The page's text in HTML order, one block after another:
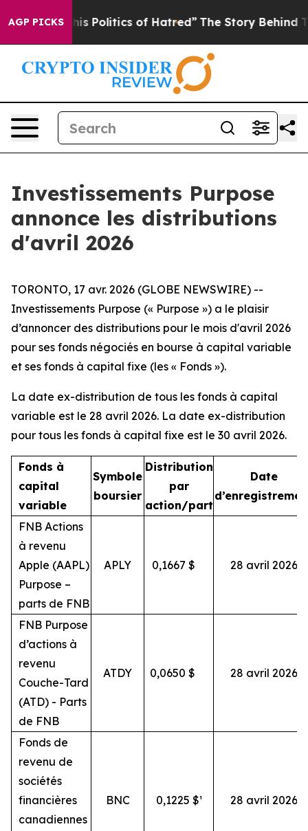
AGP PICKS
Politics of Hatred” The Story Behind Trump’s
Investissements Purpose
annonce les distributions
d'avril 2026
TORONTO, 17 avr. 2026 (GLOBE NEWSWIRE) --
Investissements Purpose (« Purpose ») a le plaisir
d’annoncer des distributions pour le mois d'avril 2026
pour ses fonds négociés en bourse à capital variable
et ses fonds à capital fixe (les « Fonds »).
La date ex-distribution de tous les fonds à capital
variable est le 28 avril 2026. La date ex-distribution
pour tous les fonds à capital fixe est le 30 avril 2026.
Fonds à
capital
variable
Symbole
boursier
Distribution
par
action/part
Date
FNB Actions
à revenu
Apple (AAPL)
Purpose –
parts de FNB
APLY 0,1667 $ 28 avril 2026
FNB Purpose
d’actions à
revenu
Couche-Tard
(ATD) - Parts
de FNB
ATDY 0,0650 $ 28 avril 2026
Fonds de
revenu de
sociétés
financières
canadiennes
BNC 0,1225 $¹ 28 avril 2026